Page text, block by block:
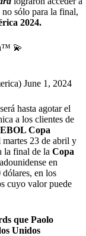
sólo para la final,
2024.
💫
June 1, 2024
hasta agotar el
a los clientes de
Copa
23 de abril y
la final de la Copa
en
dólares, en los
cuyo valor puede
que Paolo
Unidos